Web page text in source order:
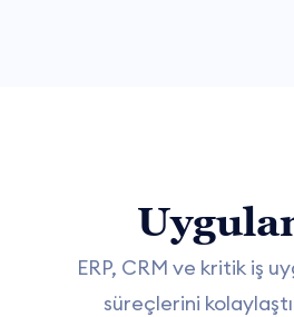
ERP, CRM ve kritik iş
süreçlerini